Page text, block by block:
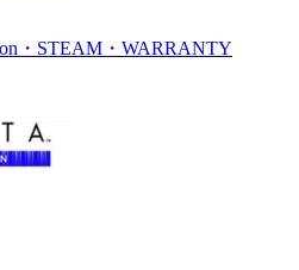
・STEAM・WARRANTY